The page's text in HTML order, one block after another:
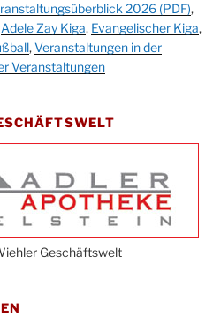
im Stadtteilhaus
im Cafe XXS
Andacht um 18:00 Uhr in der
Gottesdienst in der
oder im Ev. Gemeindehaus um
MGV im Stadtteilhaus um
von 16-20 Uhr
2026 (PDF),
Adele Zay Kiga, Evangelischer Kiga,
,Veranstaltungen in der
Veranstaltungen
Geschäftswelt